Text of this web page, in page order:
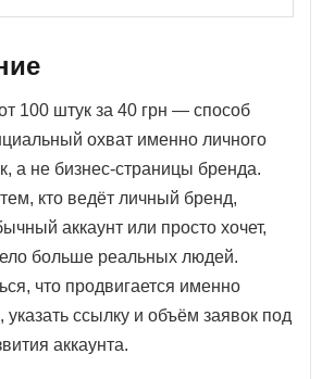
100 штук за 40 грн — способ
охват именно личного
а не бизнес-страницы бренда.
кто ведёт личный бренд,
аккаунт или просто хочет,
больше реальных людей.
что продвигается именно
ссылку и объём заявок под
аккаунта.